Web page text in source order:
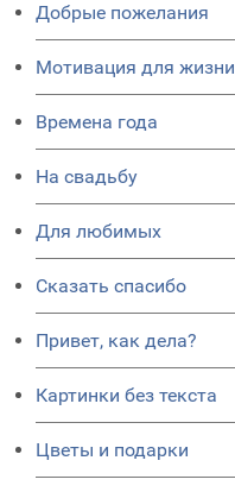
Добрые пожелания
Мотивация для жизни
Времена года
На свадьбу
Для любимых
Сказать спасибо
Привет, как дела?
Картинки без текста
Цветы и подарки